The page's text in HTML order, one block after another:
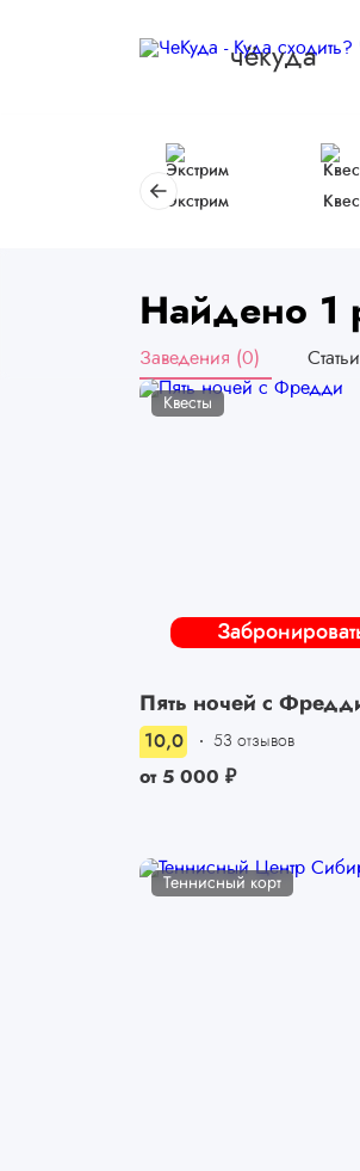
чёкуда
Экстрим
Найдено 1
Заведения (0)
Квесты
Пять ночей с
10,0 53 отзывов
от 5 000 ₽
Теннисный корт